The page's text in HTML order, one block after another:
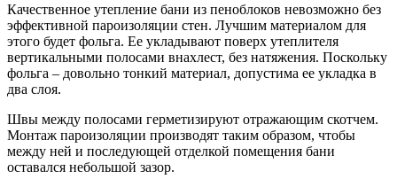
Качественное утепление бани из пеноблоков невозможно без
эффективной пароизоляции стен. Лучшим материалом для
этого будет фольга. Ее укладывают поверх утеплителя
вертикальными полосами внахлест, без натяжения. Поскольку
фольга – довольно тонкий материал, допустима ее укладка в
два слоя.
Швы между полосами герметизируют отражающим скотчем.
Монтаж пароизоляции производят таким образом, чтобы
между ней и последующей отделкой помещения бани
оставался небольшой зазор.